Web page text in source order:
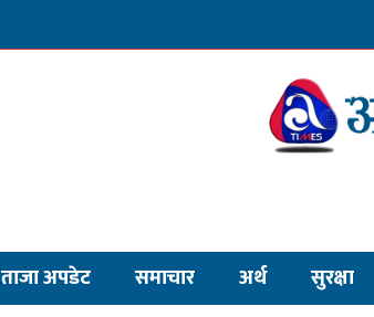
ताजा अपडेट समाचार अर्थ सुरक्षा